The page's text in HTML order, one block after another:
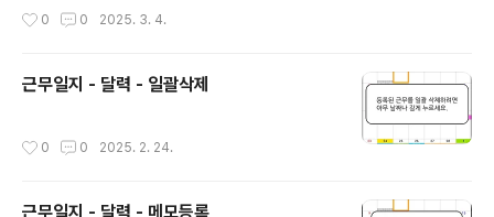
0 0 2025. 3. 4.
근무일지 - 달력 - 일괄삭제
0 0 2025. 2. 24.
근무일지 - 달력 - 메모등록